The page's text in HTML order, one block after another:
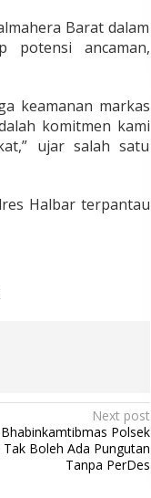
Barat dalam
potensi ancaman,
keamanan markas
komitmen kami
ujar salah satu
Halbar terpantau
Next post
Polsek
Tak Boleh Ada Pungutan
Tanpa PerDes